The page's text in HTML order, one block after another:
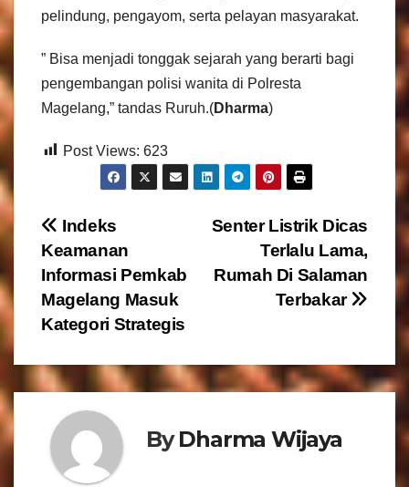
pelindung, pengayom, serta pelayan masyarakat.
” Bisa menjadi tonggak sejarah yang berarti bagi
pengembangan polisi wanita di Polresta
Magelang,” tandas Ruruh.(Dharma)
Post Views: 623
N
a
v
g
a
s
Senter Listrik Dicas
Terlalu Lama,
Rumah Di Salaman
Terbakar
Indeks
Keamanan
Informasi Pemkab
Magelang Masuk
Kategori Strategis
ByDharma Wijaya